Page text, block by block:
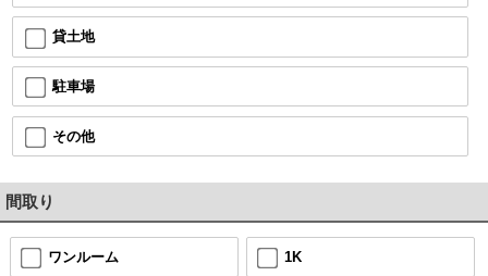
貸土地
駐車場
その他
間取り
ワンルーム 1K